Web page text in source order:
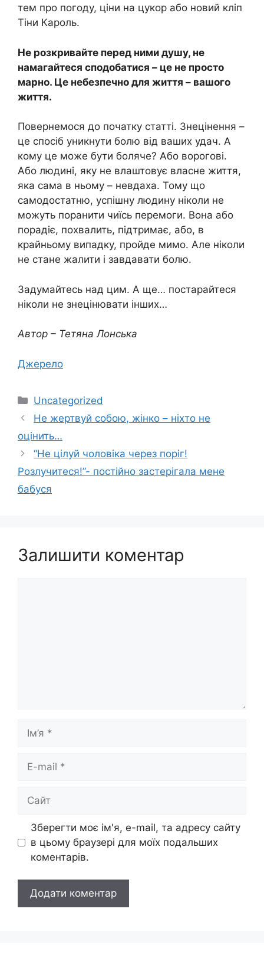
тем про погоду, ціни на цукор або новий кліп
Тіни Кароль.
Не розкривайте перед ними душу, не
намагайтеся сподобатися – це не просто
марно. Це небезпечно для життя – вашого
життя.
Повернемося до початку статті. Знецінення –
це спосіб уникнути болю від ваших удач. А
кому це може бути боляче? Або ворогові.
Або людині, яку не влаштовує власне життя,
яка сама в ньому – невдаха. Тому що
самодостатню, успішну людину ніколи не
можуть поранити чиїсь перемоги. Вона або
порадіє, похвалить, підтримає, або, в
крайньому випадку, пройде мимо. Але ніколи
не стане жалити і завдавати болю.
Задумайтесь над цим. А ще… постарайтеся
ніколи не знецінювати інших…
Автор – Тетяна Лонська
Джерело
Категорії
Uncategorized
Не жертвуй собою, жінко – ніхто не
оцінить…
“Не цілуй чоловіка через поріг!
Розлучитеся!”- постійно застерігала мене
бабуся
Залишити коментар
mail
Зберегти моє ім'я, e-mail, та адресу сайту
в цьому браузері для моїх подальших
коментарів.